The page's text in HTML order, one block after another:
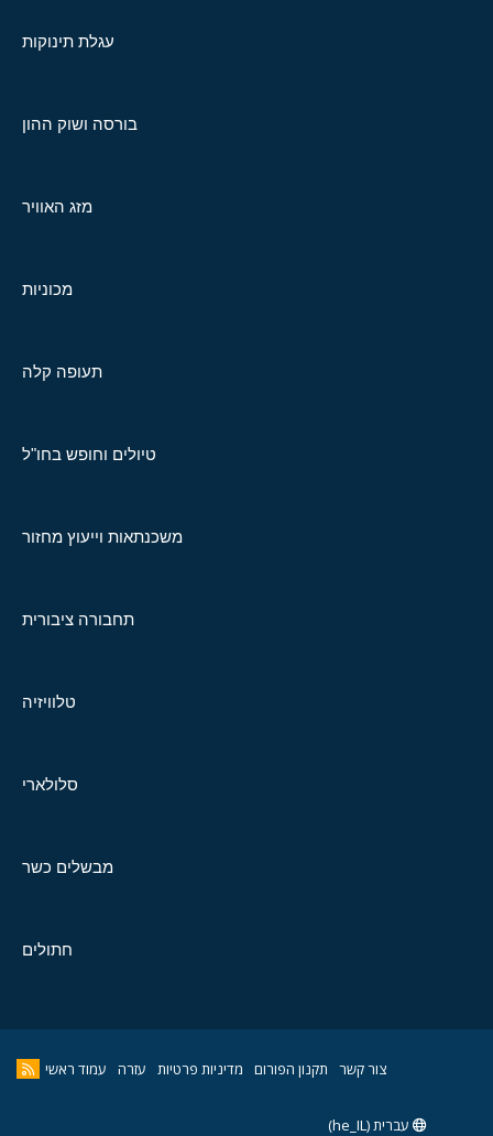
עגלת תינוקות
בורסה ושוק ההון
מזג האוויר
מכוניות
תעופה קלה
טיולים וחופש בחו"ל
משכנתאות וייעוץ מחזור
תחבורה ציבורית
טלוויזיה
סלולארי
מבשלים כשר
חתולים
צור קשר תקנון הפורום מדיניות פרטיות עזרה עמוד ראשי
עברית (he_IL)